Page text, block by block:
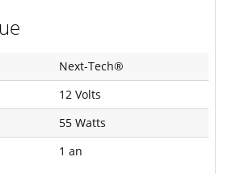
Next-Tech®
12 Volts
55 Watts
1 an